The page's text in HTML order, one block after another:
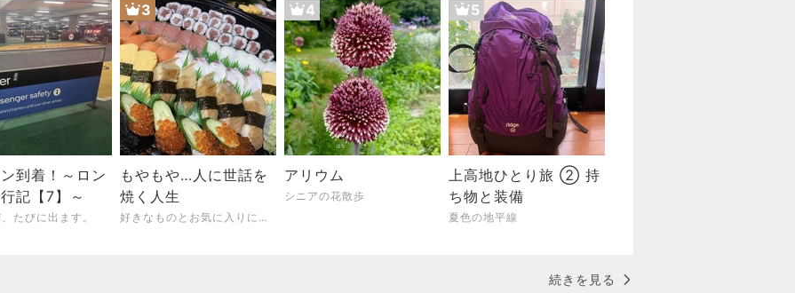
到着！～ロン
記【7】～
たびに出ます。
3
もやもや…人に世話を
焼く人生
好きなものとお気に入りに囲まれて
4
アリウム
シニアの花散歩
5
上高地ひとり旅 ② 持
ち物と装備
夏色の地平線
続きを見る